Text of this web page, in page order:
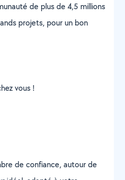
de plus de 4,5 millions
projets, pour un bon
vous !
de confiance, autour de